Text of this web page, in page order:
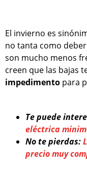
El invierno es
no tanta como
son mucho menos
creen que las bajas
impedimento para
Te puede
eléctrica
No te pierdas:
precio muy